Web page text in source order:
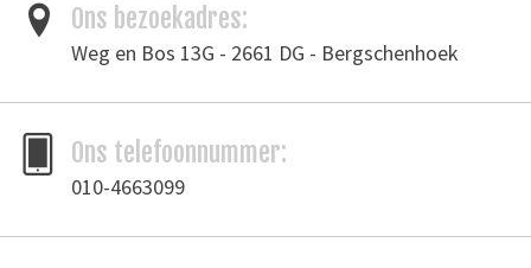
Ons bezoekadres:
Weg en Bos 13G - 2661 DG - Bergschenhoek
Ons telefoonnummer:
010-4663099